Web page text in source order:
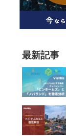
特定技能
高度人材・エンジニ
最新記事